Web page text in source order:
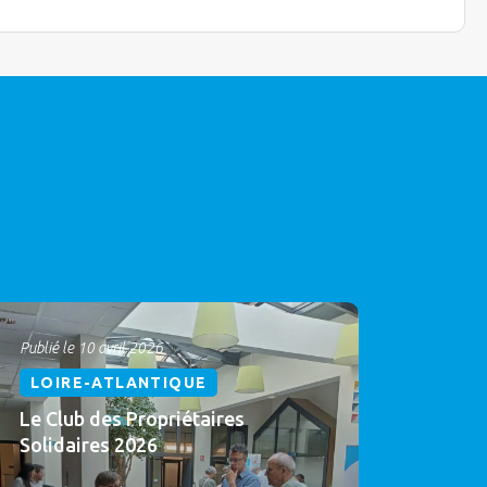
Publié le 10 avril 2026
LOIRE-ATLANTIQUE
Le Club des Propriétaires
Solidaires 2026